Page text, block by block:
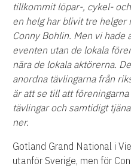
tillkommit löpar-, cykel-
en helg har blivit tre helger
Conny Bohlin. Men vi hade
eventen utan de lokala
nära de lokala aktörerna.
anordna tävlingarna från
är att se till att
tävlingar och samtidigt
ner.
Gotland Grand National i
utanför Sverige, men för